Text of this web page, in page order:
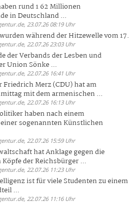
rund 1 62 Millionen
in Deutschland ...
23.07.26 08:19 Uhr
während der Hitzewelle vom 17.
22.07.26 23:03 Uhr
der Verbands der Lesben und
Union Sönke ...
22.07.26 16:41 Uhr
Friedrich Merz (CDU) hat am
mit dem armenischen ...
22.07.26 16:13 Uhr
haben nach einem
sogenannten Künstlichen
22.07.26 15:59 Uhr
hat Anklage gegen die
der Reichsbürger ...
22.07.26 11:23 Uhr
ist für viele Studenten zu einem
...
22.07.26 11:16 Uhr